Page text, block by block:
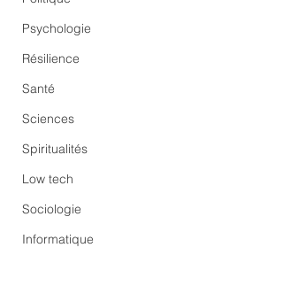
Psychologie
Résilience
Santé
Sciences
Spiritualités
Low tech
Sociologie
Informatique